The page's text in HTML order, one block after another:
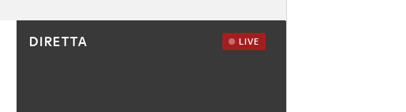
DIRETTA LIVE